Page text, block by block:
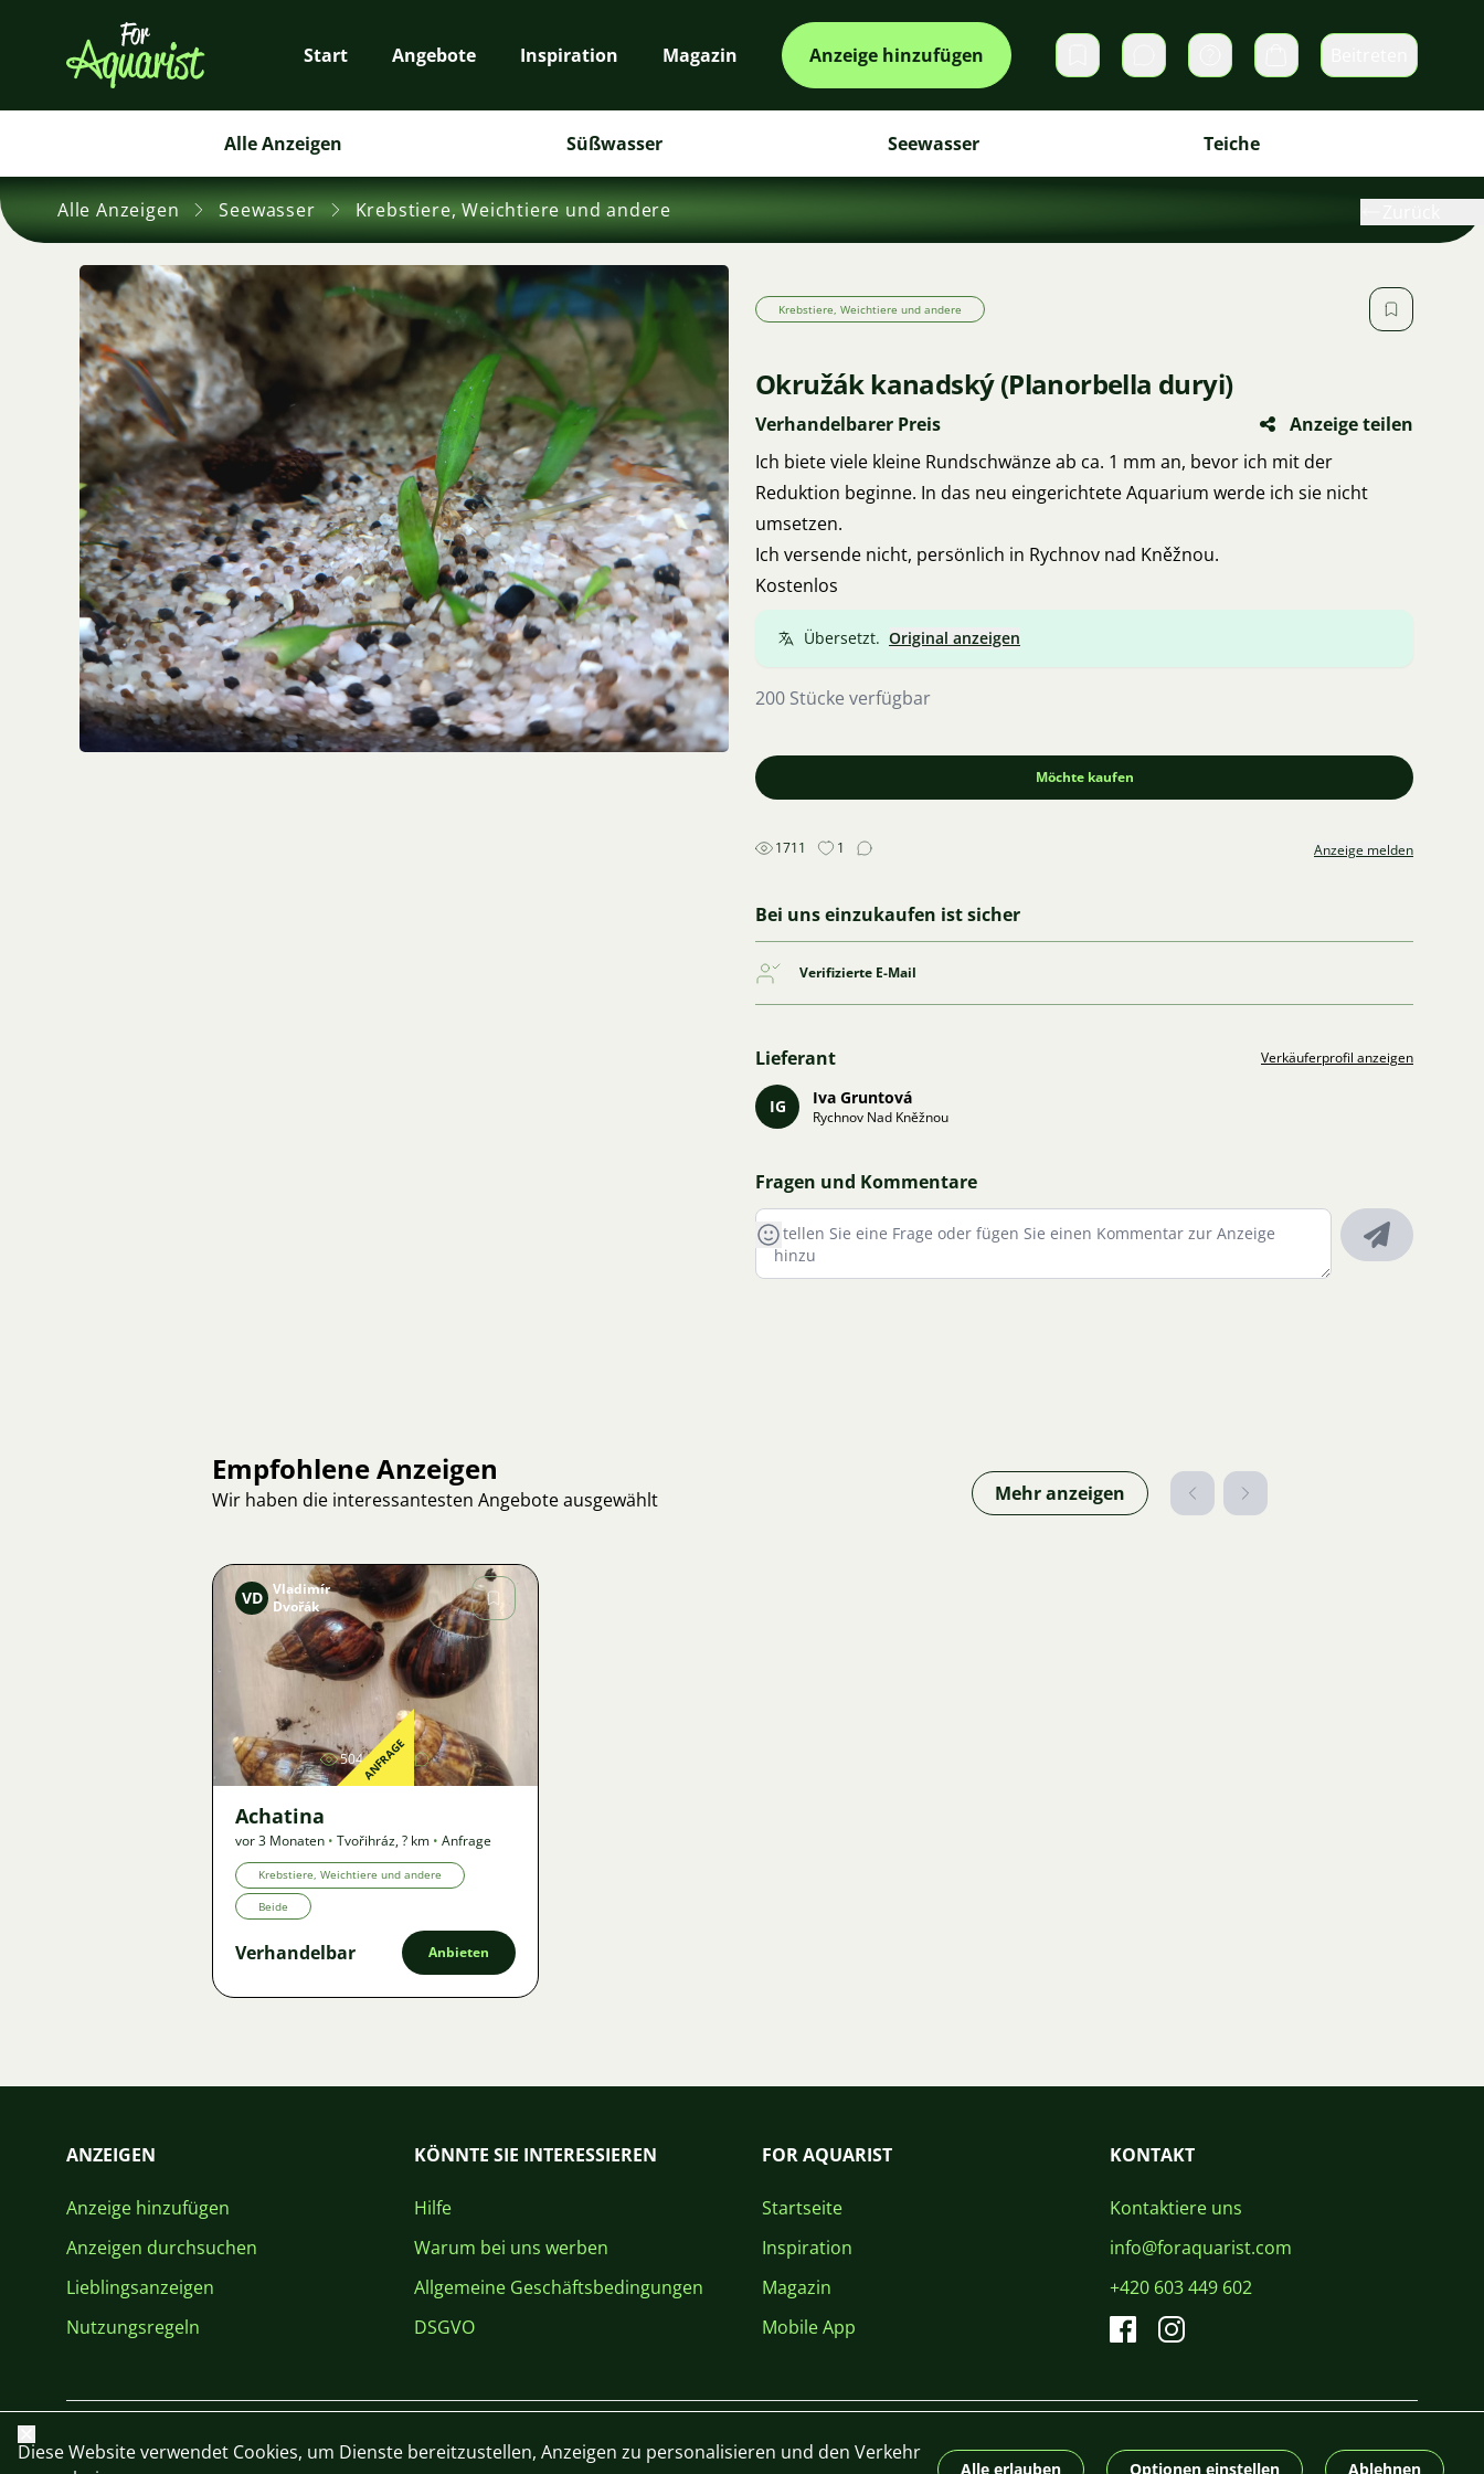
Start Angebote Inspiration Magazin Anzeige hinzufügen DirektnachrichtenWarenkorb
Alle Anzeigen Süßwasser Seewasser Teiche
Alle Anzeigen Seewasser Krebstiere, Weichtiere und andere
Krebstiere, Weichtiere und andere
Okružák kanadský (Planorbella duryi)
Verhandelbarer Preis
Anzeige teilen
Ich biete viele kleine Rundschwänze ab ca. 1 mm an, bevor ich mit der
Reduktion beginne. In das neu eingerichtete Aquarium werde ich sie nicht
umsetzen.
Ich versende nicht, persönlich in Rychnov nad Kněžnou.
Kostenlos
Übersetzt. Original anzeigen
200 Stücke verfügbar
Möchte kaufen
1711 1 Anzeige melden
Bei uns einzukaufen ist sicher
Verifizierte E-Mail
Lieferant Verkäuferprofil anzeigen
IG Iva Gruntová
Rychnov Nad Kněžnou
Fragen und Kommentare
Empfohlene Anzeigen
Wir haben die interessantesten Angebote ausgewählt Mehr anzeigen
Bild
VD Vladimír
Dvořák
504 2
ANFRAGE
Achatina
vor 3 Monaten • Tvořihráz,? km • Anfrage
Krebstiere, Weichtiere und andere
Beide
Verhandelbar Anbieten
ANZEIGEN
Anzeige hinzufügen
Anzeigen durchsuchen
Lieblingsanzeigen
Nutzungsregeln
KÖNNTE SIE INTERESSIEREN
Hilfe
Warum bei uns werben
Allgemeine Geschäftsbedingungen
DSGVO
FOR AQUARIST
Startseite
Inspiration
Magazin
Mobile App
KONTAKT
Kontaktiere uns
info@foraquarist.com
+420 603 449 602
CS EN PL DE © 2026 For Aquarist
Schließen
Diese Website verwendet Cookies, um Dienste bereitzustellen, Anzeigen zu personalisieren und den Verkehr
Alle erlauben Optionen einstellen Ablehnen